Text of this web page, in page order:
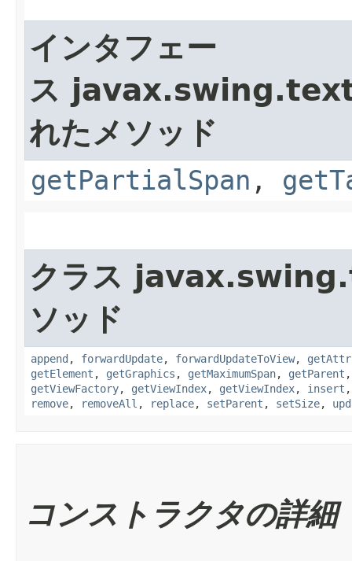
インタフェー
ス
れたメソッド
getPartialSpan ,
クラス
ソッド
append , forwardUpdate, forwardUpdateToView,
getElement , getGraphics , getMaximumSpan, getParent
getViewFactory, getViewIndex, getViewIndex, insert
remove, removeAll , replace, setParent , setSize,
コンストラクタの詳細